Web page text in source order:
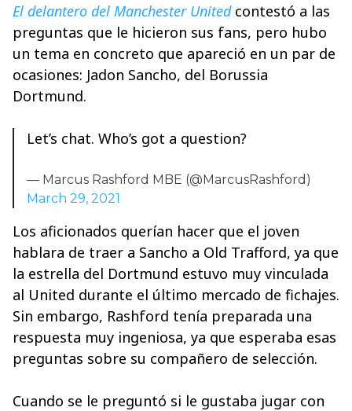
El delantero del Manchester Unitedcontestó a las
preguntas que le hicieron sus fans, pero hubo
un tema en concreto que apareció en un par de
ocasiones: Jadon Sancho, del Borussia
Dortmund.
Let’s chat. Who’s got a question?
— Marcus Rashford MBE (@MarcusRashford)
March 29, 2021
Los aficionados querían hacer que el joven
hablara de traer a Sancho a Old Trafford, ya que
la estrella del Dortmund estuvo muy vinculada
al United durante el último mercado de fichajes.
Sin embargo, Rashford tenía preparada una
respuesta muy ingeniosa, ya que esperaba esas
preguntas sobre su compañero de selección.
Cuando se le preguntó si le gustaba jugar con